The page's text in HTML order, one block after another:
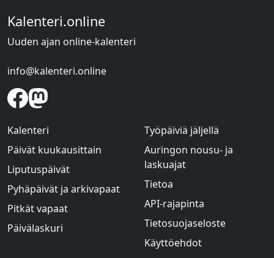
Kalenteri.online
Uuden ajan online-kalenteri
info@kalenteri.online
Kalenteri
Päivät kuukausittain
Liputuspäivät
Pyhäpäivät ja arkivapaat
Pitkät vapaat
Päivälaskuri
Työpäiviä jäljellä
Auringon nousu- ja
laskuajat
Tietoa
API-rajapinta
Tietosuojaseloste
Käyttöehdot